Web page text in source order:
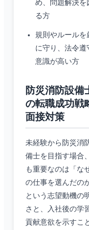
め、問題解決を
る方
規則やルールを
に守り、法令遵
意識が高い方
防災消防設備
の転職成功戦
面接対策
未経験から防災消
備士を目指す場合
も重要なのは「な
の仕事を選んだの
という志望動機の
さと、入社後の学
貢献意欲を示すこ